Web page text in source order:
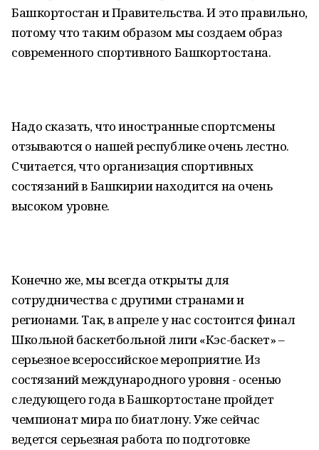
Башкортостан и Правительства. И это правильно,
потому что таким образом мы создаем образ
современного спортивного Башкортостана.
Надо сказать, что иностранные спортсмены
отзываются о нашей республике очень лестно.
Считается, что организация спортивных
состязаний в Башкирии находится на очень
высоком уровне.
Конечно же, мы всегда открыты для
сотрудничества с другими странами и
регионами. Так, в апреле у нас состоится финал
Школьной баскетбольной лиги «Кэс-баскет» –
серьезное всероссийское мероприятие. Из
состязаний международного уровня - осенью
следующего года в Башкортостане пройдет
чемпионат мира по биатлону. Уже сейчас
ведется серьезная работа по подготовке